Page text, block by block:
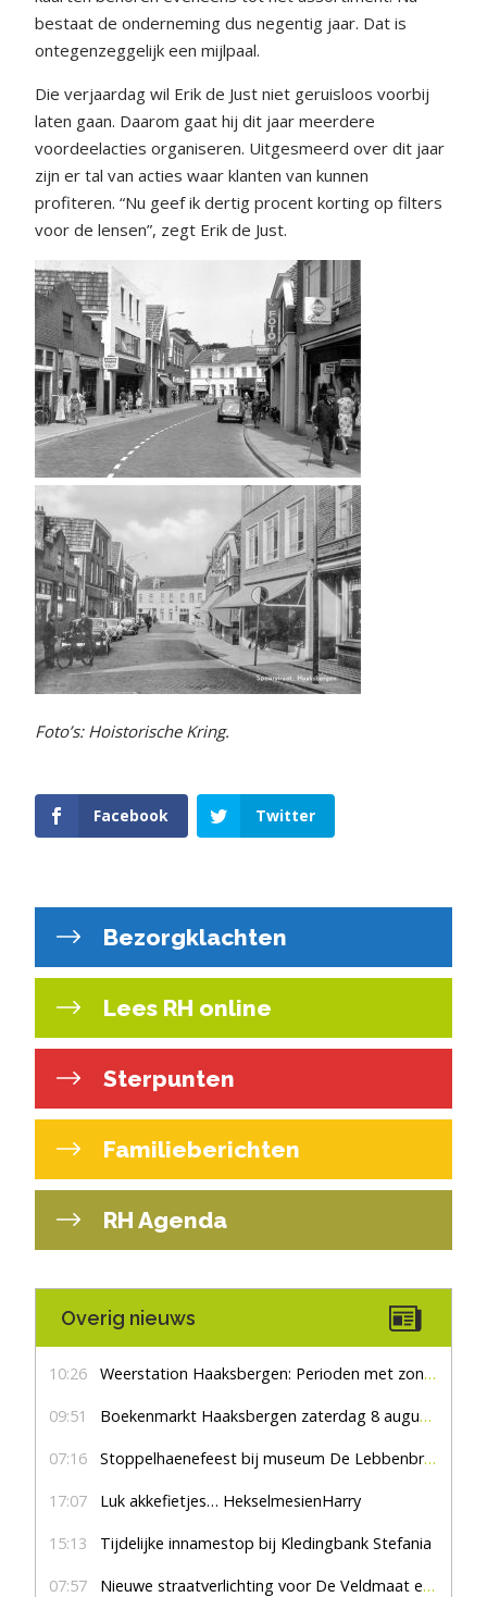
bestaat de onderneming dus negentig jaar. Dat is
ontegenzeggelijk een mijlpaal.
Die verjaardag wil Erik de Just niet geruisloos voorbij
laten gaan. Daarom gaat hij dit jaar meerdere
voordeelacties organiseren. Uitgesmeerd over dit jaar
zijn er tal van acties waar klanten van kunnen
profiteren. “Nu geef ik dertig procent korting op filters
voor de lensen”, zegt Erik de Just.
Foto’s: Hoistorische Kring.
Facebook Twitter
Bezorgklachten
Lees RH online
Sterpunten
Familieberichten
RH Agenda
Overig nieuws
10:26 Weerstation Haaksbergen: Perioden met zon en droog
09:51 Boekenmarkt Haaksbergen zaterdag 8 augustus, marktplein Haaksbergen
07:16 Stoppelhaenefeest bij museum De Lebbenbrugge
17:07 Luk akkefietjes… HekselmesienHarry
15:13 Tijdelijke innamestop bij Kledingbank Stefania
07:57 Nieuwe straatverlichting voor De Veldmaat en De Pas